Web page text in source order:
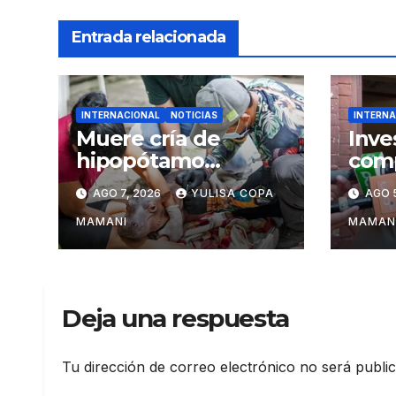
Entrada relacionada
INTERNACIONAL NOTICIAS
Muere cría de
hipopótamo
rescatada en
Colombia tras
recibir atención
veterinaria
AGO 7, 2026 YULISA COPA
MAMANI
enAGO
Deja una respuesta
Tu dirección de correo electrónico no será